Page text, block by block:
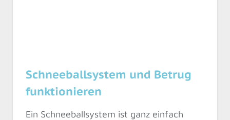
Schneeballsystem und Betrug
funktionieren
Ein Schneeballsystem ist ganz einfach